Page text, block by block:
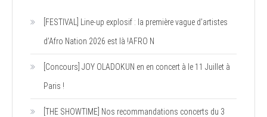
[FESTIVAL] Line-up explosif : la première vague d’artistes
d’Afro Nation 2026 est là !AFRO N
[Concours] JOY OLADOKUN en en concert à le 11 Juillet à
Paris !
[THE SHOWTIME] Nos recommandations concerts du 3